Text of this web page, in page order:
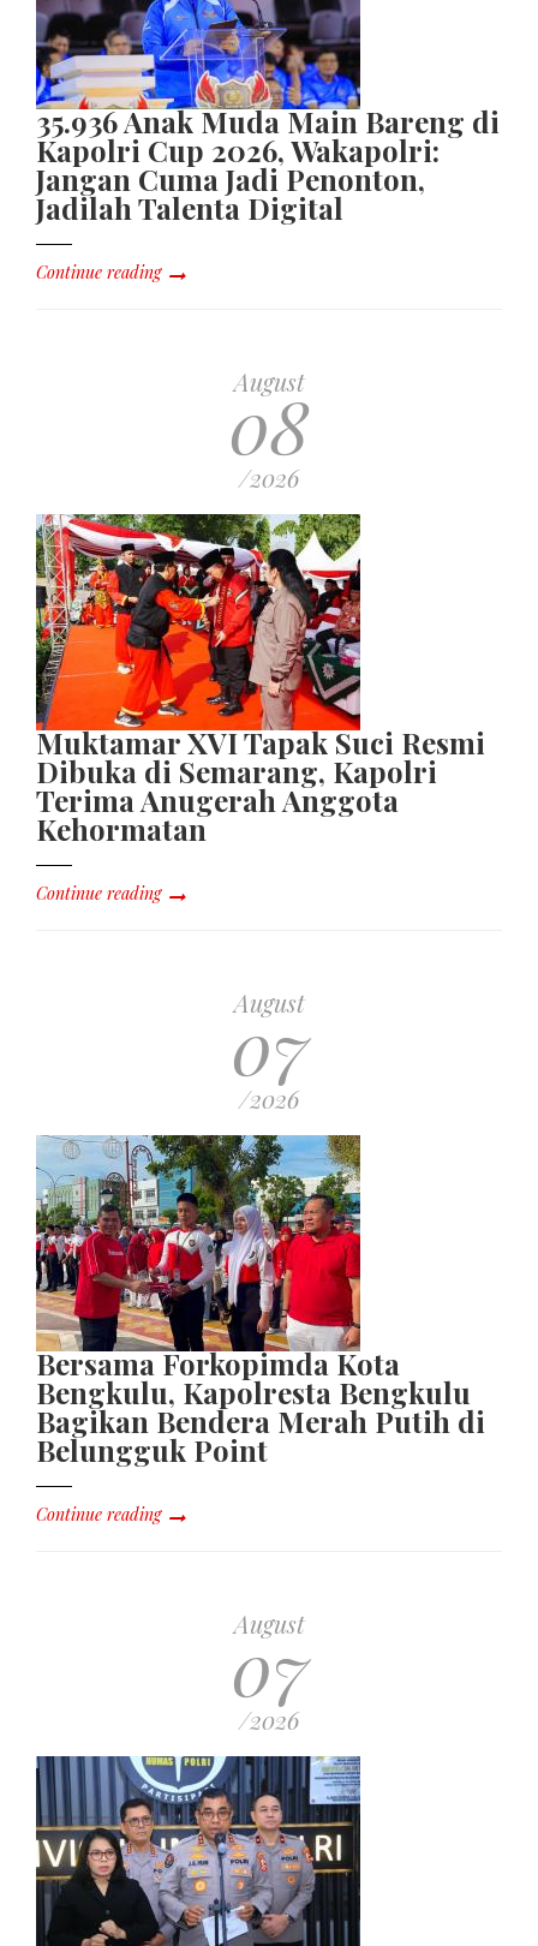
35.936 Anak Muda Main Bareng di
Kapolri Cup 2026, Wakapolri:
Jangan Cuma Jadi Penonton,
Jadilah Talenta Digital
Continue reading
August
08
/2026
Muktamar XVI Tapak Suci Resmi
Dibuka di Semarang, Kapolri
Terima Anugerah Anggota
Kehormatan
Continue reading
August
07
/2026
Bersama Forkopimda Kota
Bengkulu, Kapolresta Bengkulu
Bagikan Bendera Merah Putih di
Belungguk Point
Continue reading
August
07
/2026